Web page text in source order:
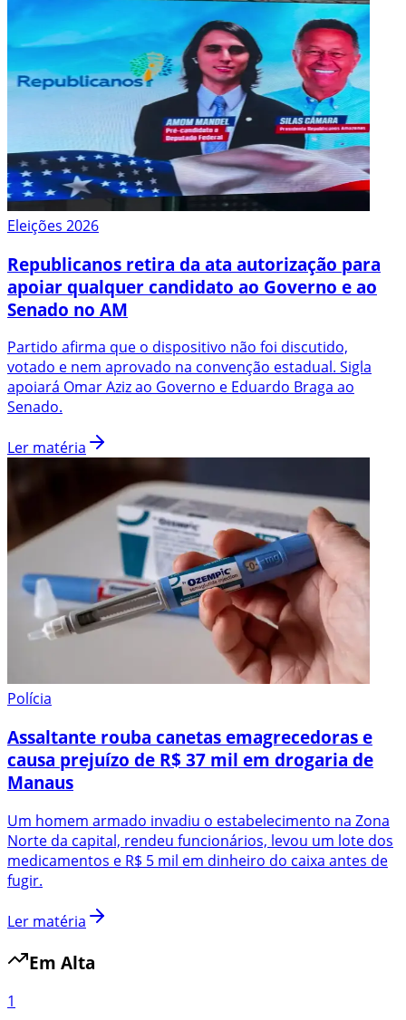
Eleições 2026
Republicanos retira da ata autorização para
apoiar qualquer candidato ao Governo e ao
Senado no AM
Partido afirma que o dispositivo não foi discutido,
votado e nem aprovado na convenção estadual. Sigla
apoiará Omar Aziz ao Governo e Eduardo Braga ao
Senado.
Ler matéria
Polícia
Assaltante rouba canetas emagrecedoras e
causa prejuízo de R$ 37 mil em drogaria de
Manaus
Um homem armado invadiu o estabelecimento na Zona
Norte da capital, rendeu funcionários, levou um lote dos
medicamentos e R$ 5 mil em dinheiro do caixa antes de
fugir.
Ler matéria
Em Alta
1